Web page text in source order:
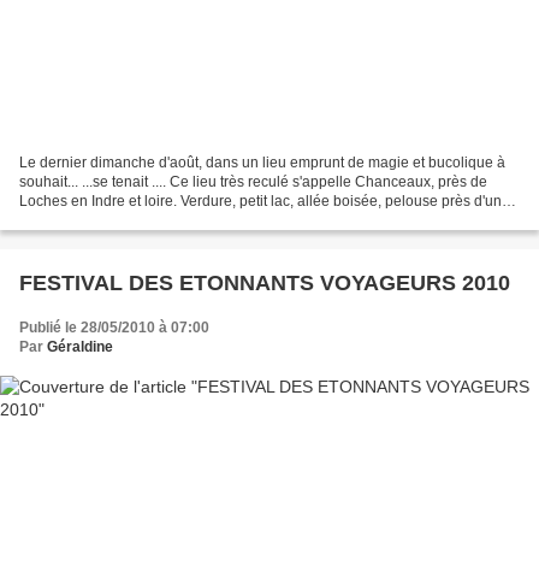
Le dernier dimanche d'août, dans un lieu emprunt de magie et bucolique à
souhait... ...se tenait .... Ce lieu très reculé s'appelle Chanceaux, près de
Loches en Indre et loire. Verdure, petit lac, allée boisée, pelouse près d'un
FESTIVAL DES ETONNANTS VOYAGEURS 2010
Publié le 28/05/2010 à 07:00
Par Géraldine